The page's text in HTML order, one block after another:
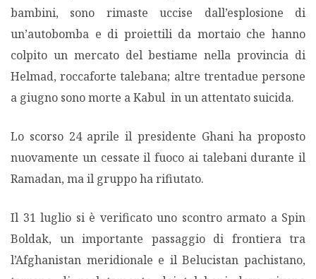
bambini, sono rimaste uccise dall’esplosione di
un’autobomba e di proiettili da mortaio che hanno
colpito un mercato del bestiame nella provincia di
Helmad, roccaforte talebana; altre trentadue persone
a giugno sono morte a Kabul in un attentato suicida.
Lo scorso 24 aprile il presidente Ghani ha proposto
nuovamente un cessate il fuoco ai talebani durante il
Ramadan, ma il gruppo ha rifiutato.
Il 31 luglio si è verificato uno scontro armato a Spin
Boldak, un importante passaggio di frontiera tra
l’Afghanistan meridionale e il Belucistan pachistano,